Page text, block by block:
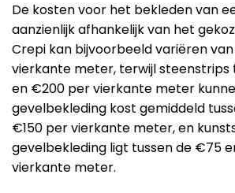
De kosten voor het bekleden van
aanzienlijk afhankelijk van het
Crepi kan bijvoorbeeld variëren
vierkante meter, terwijl steenstrips
en €200 per vierkante meter
gevelbekleding kost gemiddeld
€150 per vierkante meter, en
gevelbekleding ligt tussen de €75
vierkante meter​.